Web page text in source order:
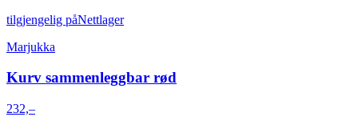
tilgjengelig påNettlager
Marjukka
Kurv sammenleggbar rød
232,–